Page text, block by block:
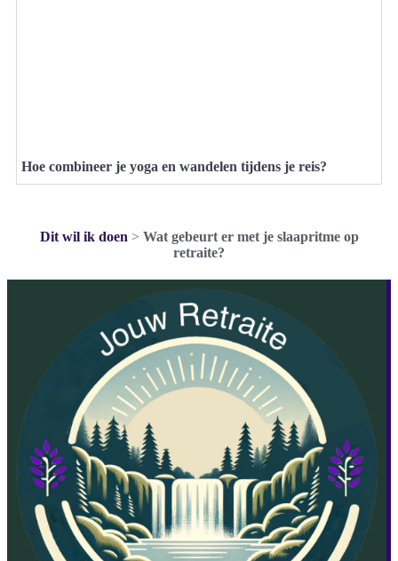
Hoe combineer je yoga en wandelen tijdens je reis?
Dit wil ik doen > Wat gebeurt er met je slaapritme op
retraite?